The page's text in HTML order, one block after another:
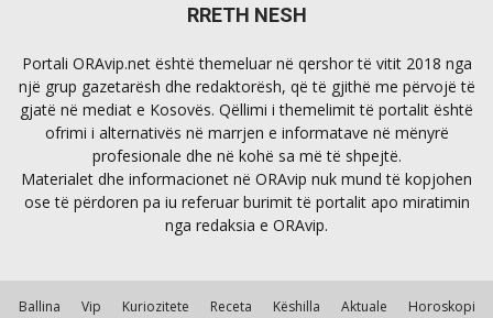
RRETH NESH
Portali ORAvip.net është themeluar në qershor të vitit 2018 nga
një grup gazetarësh dhe redaktorësh, që të gjithë me përvojë të
gjatë në mediat e Kosovës. Qëllimi i themelimit të portalit është
ofrimi i alternativës në marrjen e informatave në mënyrë
profesionale dhe në kohë sa më të shpejtë.
Materialet dhe informacionet në ORAvip nuk mund të kopjohen
ose të përdoren pa iu referuar burimit të portalit apo miratimin
nga redaksia e ORAvip.
Ballina Vip Kuriozitete Receta Këshilla Aktuale Horoskopi